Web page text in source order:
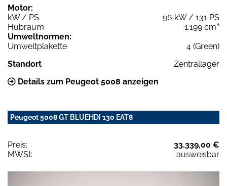
Motor:
kW / PS
96 kW / 131 PS
Hubraum
1.199 cm³
Umweltnormen:
Umweltplakette
4 (Green)
Standort
Zentrallager
Details zum Peugeot 5008 anzeigen
Peugeot 5008 GT BLUEHDI 130 EAT8
Preis:
33.339,00 €
MWSt:
ausweisbar